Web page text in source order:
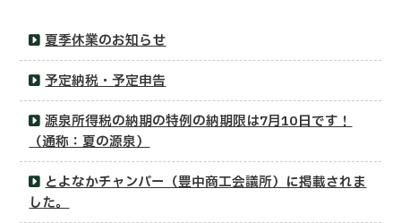
夏季休業のお知らせ
予定納税・予定申告
源泉所得税の納期の特例の納期限は7月10日です！
（通称：夏の源泉）
とよなかチャンバー（豊中商工会議所）に掲載されま
した。